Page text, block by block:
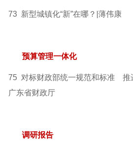
73 新型城镇化“新”在哪？|薄伟康
预算管理一体化
75 对标财政部统一规范和标准 推
广东省财政厅
调研报告